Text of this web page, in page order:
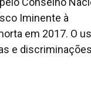
Iminente à
em 2017. O
e discriminações